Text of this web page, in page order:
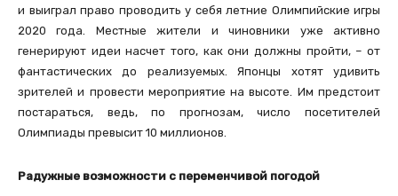
и выиграл право проводить у себя летние Олимпийские игры
2020 года. Местные жители и чиновники уже активно
генерируют идеи насчет того, как они должны пройти, – от
фантастических до реализуемых. Японцы хотят удивить
зрителей и провести мероприятие на высоте. Им предстоит
постараться, ведь, по прогнозам, число посетителей
Олимпиады превысит 10 миллионов.
Радужные возможности с переменчивой погодой